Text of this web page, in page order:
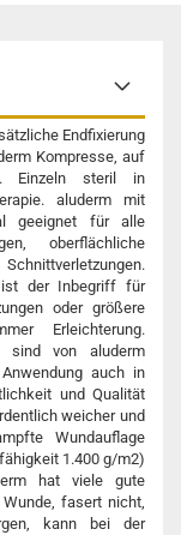
Endfixierung
Kompresse, auf
Einzeln steril in
aluderm mit
geeignet für alle
oberflächliche
der Inbegriff für
oder größere
Erleichterung.
sind von aluderm
auch in
und Qualität
weicher und
Wundauflage
1.400 g/m2)
hat viele gute
fasert nicht,
kann bei der